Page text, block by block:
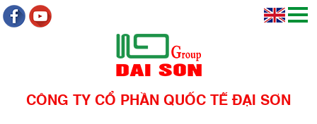
CÔNG TY CỔ PHẦN QUỐC TẾ ĐẠI SƠN